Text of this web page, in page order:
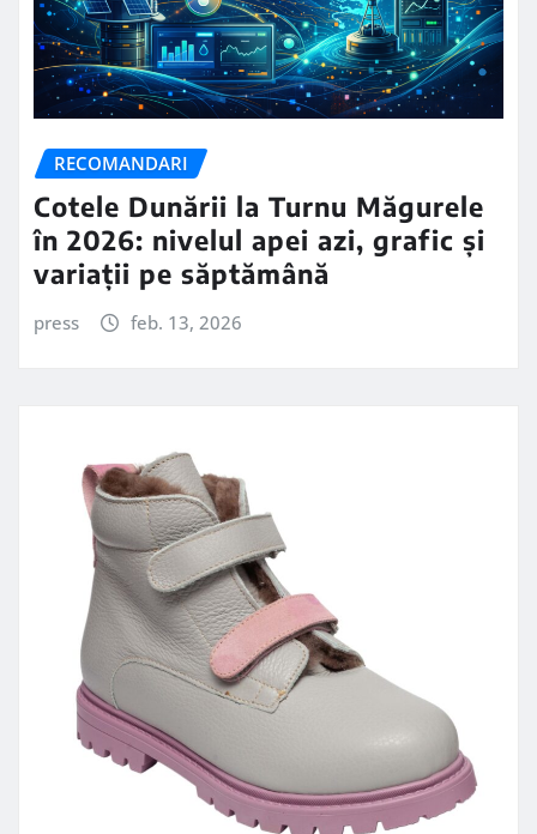
RECOMANDARI
Cotele Dunării la Turnu Măgurele
în 2026: nivelul apei azi, grafic și
variații pe săptămână
press feb. 13, 2026